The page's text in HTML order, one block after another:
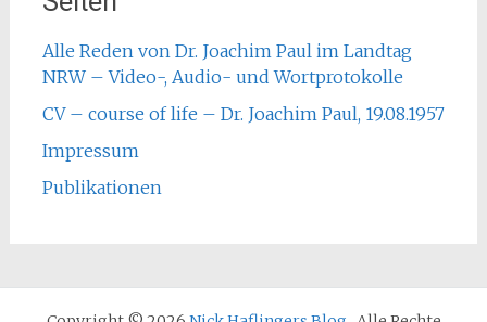
Alle Reden von Dr. Joachim Paul im Landtag
NRW – Video-, Audio- und Wortprotokolle
CV – course of life – Dr. Joachim Paul, 19.08.1957
Impressum
Publikationen